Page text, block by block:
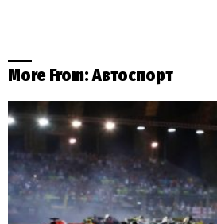
More From:Автоспорт